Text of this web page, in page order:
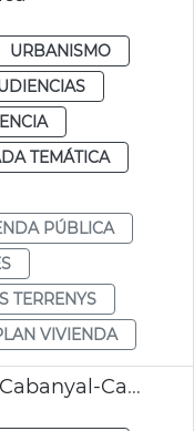
URBANISMO
TEMÁTICA
PÚBLICA
TERRENYS
VIVIENDA
Venta 15 inmuebles Plan Cabanyal-Canyamelar